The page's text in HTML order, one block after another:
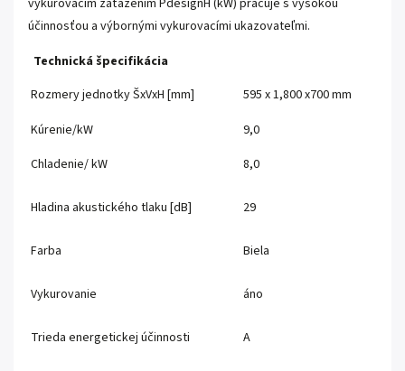
vykurovacím zaťažením PdesignH (kW) pracuje s vysokou
účinnosťou a výbornými vykurovacími ukazovateľmi.
Technická špecifikácia
Rozmery jednotky ŠxVxH [mm]
595 x 1,800 x700 mm
Kúrenie/kW
9,0
Chladenie/ kW
8,0
Hladina akustického tlaku [dB] 29
Farba Biela
Vykurovanie áno
Trieda energetickej účinnosti A